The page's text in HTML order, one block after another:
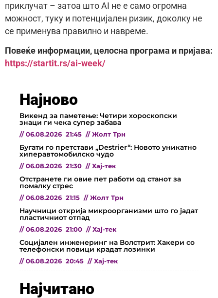
приклучат – затоа што AI не е само огромна
можност, туку и потенцијален ризик, доколку не
се применува правилно и навреме.
Повеќе информации, целосна програма и пријава:
https://startit.rs/ai-week/
Најново
Викенд за паметење: Четири хороскопски
знаци ги чека супер забава
// 06.08.2026 21:45 // Жолт Трн
Бугати го претстави „Destrier“: Новото уникатно
хиперавтомобилско чудо
// 06.08.2026 21:30 // Хај-тек
Отстранете ги овие пет работи од станот за
помалку стрес
// 06.08.2026 21:15 // Жолт Трн
Научници открија микроорганизми што го јадат
пластичниот отпад
// 06.08.2026 21:00 // Хај-тек
Социјален инженеринг на Волстрит: Хакери со
телефонски повици крадат лозинки
// 06.08.2026 20:45 // Хај-тек
Најчитано